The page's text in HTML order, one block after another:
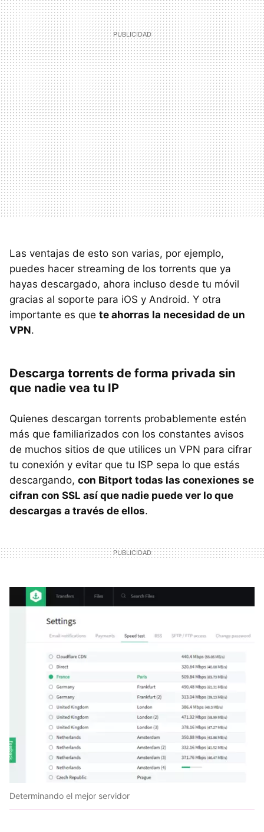
Las ventajas de esto son varias, por ejemplo,
puedes hacer streaming de los torrents que ya
hayas descargado, ahora incluso desde tu móvil
gracias al soporte para iOS y Android. Y otra
importante es que te ahorras la necesidad de un
VPN.
Descarga torrents de forma privada sin
que nadie vea tu IP
Quienes descargan torrents probablemente estén
más que familiarizados con los constantes avisos
de muchos sitios de que utilices un VPN para cifrar
tu conexión y evitar que tu ISP sepa lo que estás
descargando, con Bitport todas las conexiones se
cifran con SSL así que nadie puede ver lo que
descargas a través de ellos.
Determinando el mejor servidor